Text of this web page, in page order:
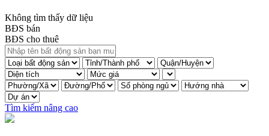
Không tìm thấy dữ liệu
BĐS bán
BĐS cho thuê
Tìm kiếm nâng cao